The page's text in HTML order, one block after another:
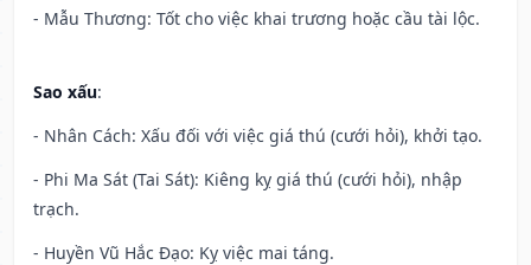
- Mẫu Thương: Tốt cho việc khai trương hoặc cầu tài lộc.
Sao xấu:
- Nhân Cách: Xấu đối với việc giá thú (cưới hỏi), khởi tạo.
- Phi Ma Sát (Tai Sát): Kiêng kỵ giá thú (cưới hỏi), nhập
trạch.
- Huyền Vũ Hắc Đạo: Kỵ việc mai táng.